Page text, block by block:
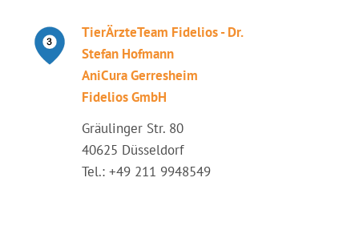
TierÄrzteTeam Fidelios - Dr.
Stefan Hofmann
AniCura Gerresheim
Fidelios GmbH
Gräulinger Str. 80
40625 Düsseldorf
Tel.: +49 211 9948549